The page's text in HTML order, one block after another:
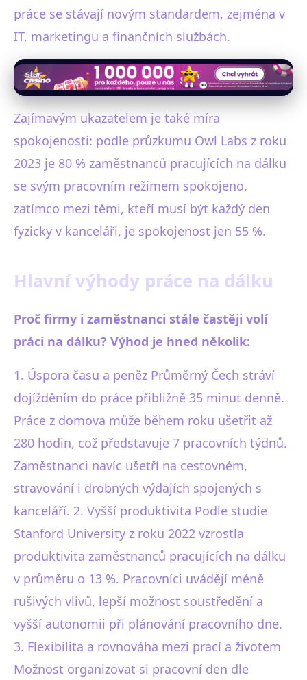
práce se stávají novým standardem, zejména v
IT, marketingu a finančních službách.
Zajímavým ukazatelem je také míra
spokojenosti: podle průzkumu Owl Labs z roku
2023 je 80 % zaměstnanců pracujících na dálku
se svým pracovním režimem spokojeno,
zatímco mezi těmi, kteří musí být každý den
fyzicky v kanceláři, je spokojenost jen 55 %.
Hlavní výhody práce na dálku
Proč firmy i zaměstnanci stále častěji volí
práci na dálku? Výhod je hned několik:
1. Úspora času a peněz Průměrný Čech stráví
dojížděním do práce přibližně 35 minut denně.
Práce z domova může během roku ušetřit až
280 hodin, což představuje 7 pracovních týdnů.
Zaměstnanci navíc ušetří na cestovném,
stravování i drobných výdajích spojených s
kanceláří. 2. Vyšší produktivita Podle studie
Stanford University z roku 2022 vzrostla
produktivita zaměstnanců pracujících na dálku
v průměru o 13 %. Pracovníci uvádějí méně
rušivých vlivů, lepší možnost soustředění a
vyšší autonomii při plánování pracovního dne.
3. Flexibilita a rovnováha mezi prací a životem
Možnost organizovat si pracovní den dle